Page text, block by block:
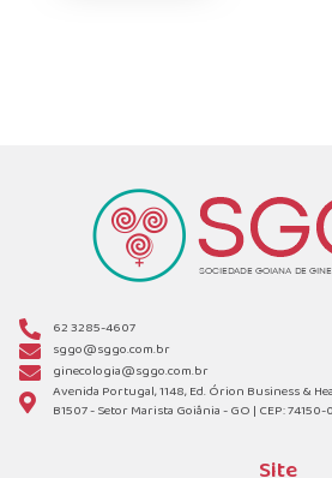
62 3285-4607
sggo@sggo.com.br
ginecologia@sggo.com.br
Avenida Portugal, 1148, Ed. Órion Business &
B1507 - Setor Marista Goiânia - GO | CEP: